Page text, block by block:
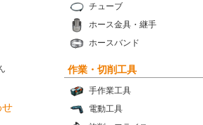
チューブ
ホース金具・継手
ホースバンド
作業・切削工具
手作業工具
電動工具
せ